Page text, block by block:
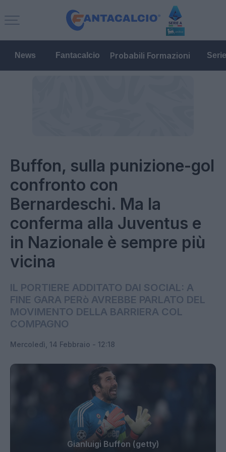
News Fantacalcio Probabili Formazioni
Buffon, sulla punizione-gol
confronto con
Bernardeschi. Ma la
conferma alla Juventus e
in Nazionale è sempre più
vicina
IL PORTIERE ADDITATO DAI SOCIAL: A
FINE GARA PERò AVREBBE PARLATO DEL
MOVIMENTO DELLA BARRIERA COL
COMPAGNO
Mercoledì, 14 Febbraio - 12:18
Gianluigi Buffon (getty)